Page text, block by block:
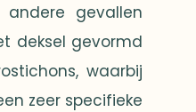
gevallen
deksel gevormd
waarbij
zeer specifieke